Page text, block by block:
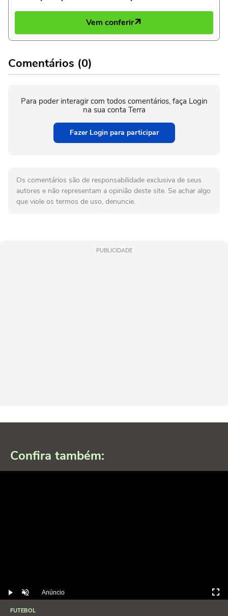
Vem conferir
Comentários (0)
Para poder interagir com todos comentários, faça Login
na sua conta Terra
Fazer Login para participar
Os comentários são de responsabilidade exclusiva de seus
autores e não representam a opinião deste site. Se achar algo
que viole os termos de uso, denuncie.
PUBLICIDADE
Confira também:
Play DesmutarAnúncio
FUTEBOL